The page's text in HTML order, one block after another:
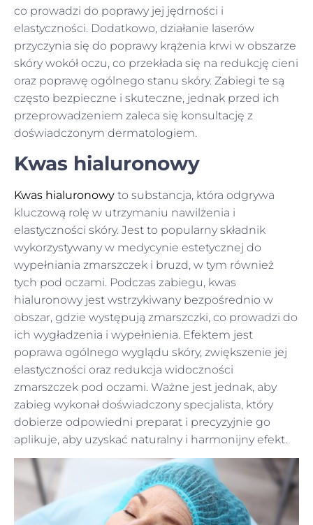
co prowadzi do poprawy jej jędrności i
elastyczności. Dodatkowo, działanie laserów
przyczynia się do poprawy krążenia krwi w obszarze
skóry wokół oczu, co przekłada się na redukcję cieni
oraz poprawę ogólnego stanu skóry. Zabiegi te są
często bezpieczne i skuteczne, jednak przed ich
przeprowadzeniem zaleca się konsultację z
doświadczonym dermatologiem.
Kwas hialuronowy
Kwas hialuronowy to substancja, która odgrywa
kluczową rolę w utrzymaniu nawilżenia i
elastyczności skóry. Jest to popularny składnik
wykorzystywany w medycynie estetycznej do
wypełniania zmarszczek i bruzd, w tym również
tych pod oczami. Podczas zabiegu, kwas
hialuronowy jest wstrzykiwany bezpośrednio w
obszar, gdzie występują zmarszczki, co prowadzi do
ich wygładzenia i wypełnienia. Efektem jest
poprawa ogólnego wyglądu skóry, zwiększenie jej
elastyczności oraz redukcja widoczności
zmarszczek pod oczami. Ważne jest jednak, aby
zabieg wykonał doświadczony specjalista, który
dobierze odpowiedni preparat i precyzyjnie go
aplikuje, aby uzyskać naturalny i harmonijny efekt.